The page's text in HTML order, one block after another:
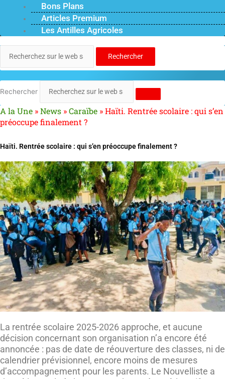
Bons Plans
Articles Premium
Les Antilles Agricoles
Rechercher
Rechercher
A la Une »News »Caraïbe »Haïti. Rentrée scolaire : qui s’en
préoccupe finalement ?
Haïti. Rentrée scolaire : qui s’en préoccupe finalement ?
La rentrée scolaire 2025-2026 approche, et aucune
décision concernant son organisation n’a encore été
annoncée : pas de date de réouverture des classes, ni de
calendrier prévisionnel, encore moins de mesures
d’accompagnement pour les parents. Le Nouvelliste a